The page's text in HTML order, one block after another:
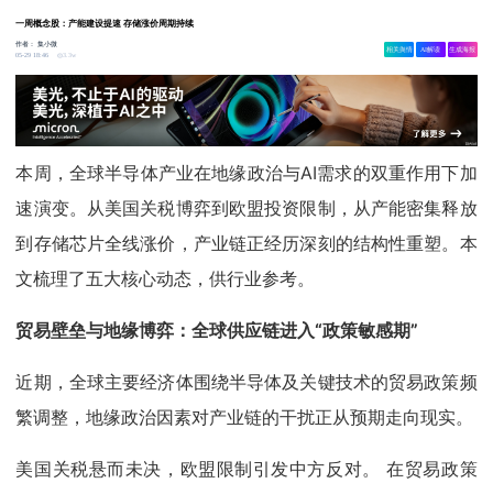
一周概念股：产能建设提速 存储涨价周期持续
作者：集小微
05-29 18:46
3.3w
相关舆情 AI解读 生成海报
本周，全球半导体产业在地缘政治与AI需求的双重作用下加
速演变。从美国关税博弈到欧盟投资限制，从产能密集释放
到存储芯片全线涨价，产业链正经历深刻的结构性重塑。本
文梳理了五大核心动态，供行业参考。
贸易壁垒与地缘博弈：全球供应链进入“政策敏感期”
近期，全球主要经济体围绕半导体及关键技术的贸易政策频
繁调整，地缘政治因素对产业链的干扰正从预期走向现实。
美国关税悬而未决，欧盟限制引发中方反对。 在贸易政策